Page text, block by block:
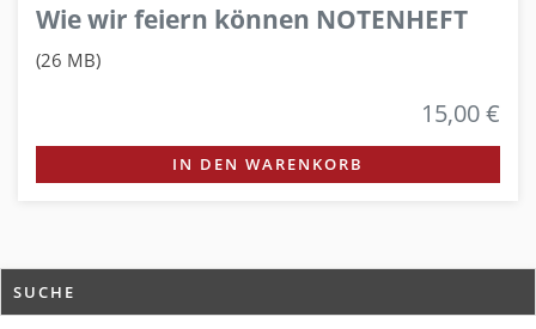
Wie wir feiern können NOTENHEFT
(26 MB)
15,00 €
IN DEN WARENKORB
SUCHE